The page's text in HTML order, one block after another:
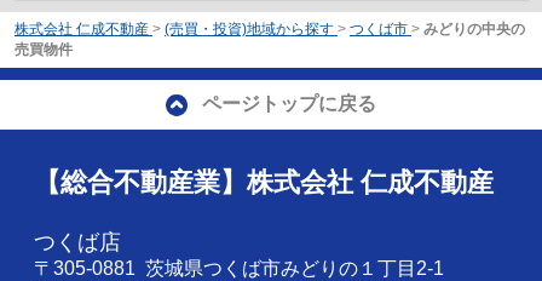
株式会社 仁成不動産 > (売買・投資)地域から探す > つくば市 > みどりの中央の
売買物件
ページトップに戻る
【総合不動産業】株式会社 仁成不動産
つくば店
〒305-0881 茨城県つくば市みどりの１丁目2-1